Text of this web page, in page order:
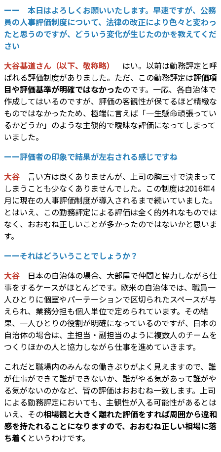
ーー 本日はよろしくお願いいたします。早速ですが、公務
員の人事評価制度について、法律の改正により色々と変わっ
たと思うのですが、どういう変化が生じたのかを教えてくだ
さい
大谷基道さん（以下、敬称略）
はい。以前は勤務評定と呼
ばれる評価制度がありました。ただ、この勤務評定は評価項
目や評価基準が明確ではなかったのです。一応、各自治体で
作成してはいるのですが、評価の客観性が保てるほど精緻な
ものではなかったため、極端に言えば「一生懸命頑張ってい
るかどうか」のような主観的で曖昧な評価になってしまって
いました。
ーー評価者の印象で結果が左右される感じですね
大谷 言い方は良くありませんが、上司の胸三寸で決まって
しまうことも少なくありませんでした。この制度は2016年4
月に現在の人事評価制度が導入されるまで続いていました。
とはいえ、この勤務評定による評価は全く的外れなものでは
なく、おおむね正しいことが多かったのではないかと思いま
す。
ーーそれはどういうことでしょうか？
大谷
日本の自治体の場合、大部屋で仲間と協力しながら仕
事をするケースがほとんどです。欧米の自治体では、職員一
人ひとりに個室やパーテーションで区切られたスペースが与
えられ、業務分担も個人単位で定められています。その結
果、一人ひとりの役割が明確になっているのですが、日本の
自治体の場合は、主担当・副担当のように複数人のチームを
つくりほかの人と協力しながら仕事を進めていきます。
これだと職場内のみんなの働きぶりがよく見えますので、誰
が仕事ができて誰ができないか、誰がやる気があって誰がや
る気がないのかなど、皆の評価はおおむね一致します。上司
による勤務評定においても、主観性が入る可能性があるとは
いえ、その相場観と大きく離れた評価をすれば周囲から違和
感を持たれることになりますので、おおむね正しい相場に落
ち着く というわけです。